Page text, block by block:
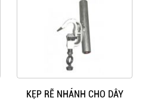
KẸP RẼ NHÁNH CHO DÂY